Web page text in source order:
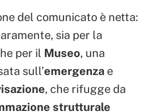
del comunicato è netta:
sia per la
per il Museo, una
sull’emergenza e
, che rifugge da
strutturale